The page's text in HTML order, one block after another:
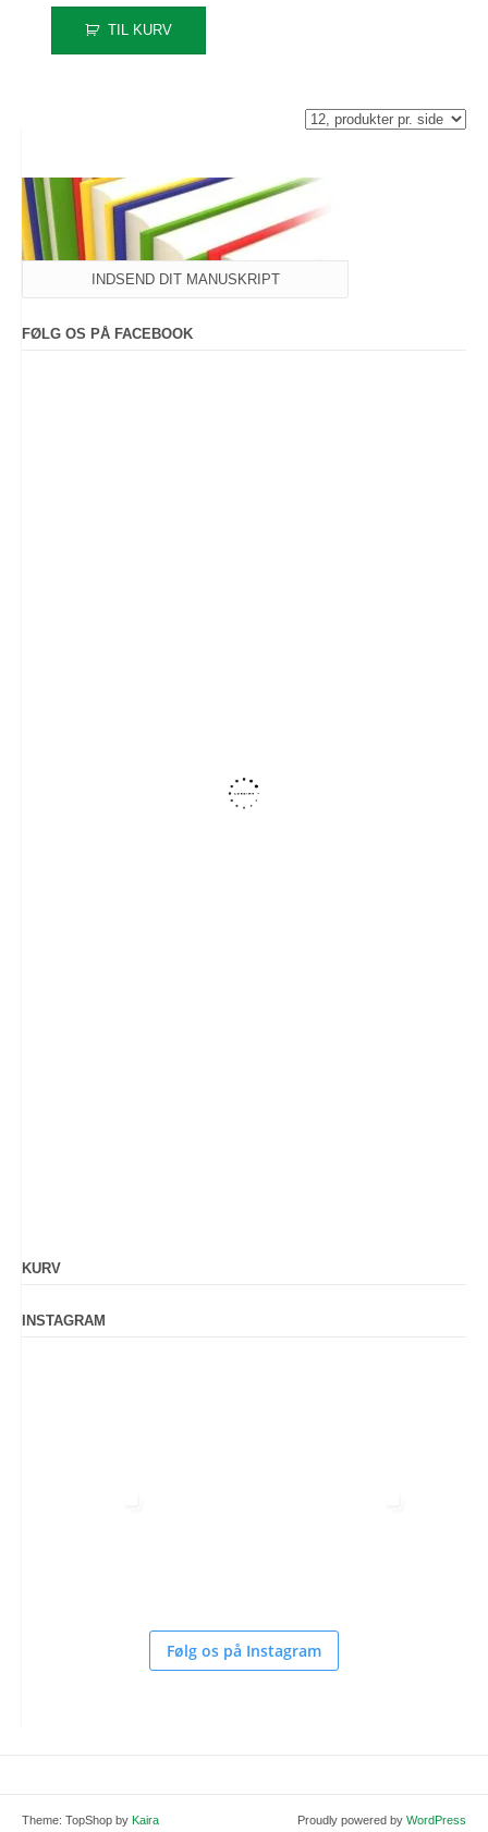
oprindelige
pris
aktuelle
TIL KURV
INDSEND DIT MANUSKRIPT
FØLG OS PÅ FACEBOOK
KURV
INSTAGRAM
Følg os på Instagram
Theme: TopShop by Kaira Proudly powered by WordPress